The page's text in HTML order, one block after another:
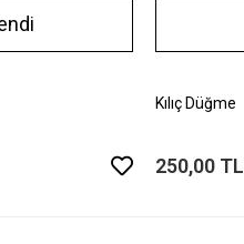
Kılıç Düğme
250,00 TL